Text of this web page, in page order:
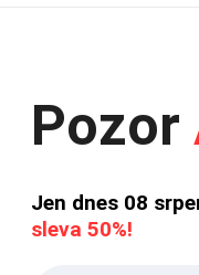
Pozor
Jen dnes 08
sleva 50%!